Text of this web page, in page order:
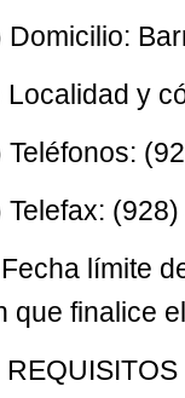
Domicilio:
Localidad y
Teléfonos:
Telefax:
límite
que finalice